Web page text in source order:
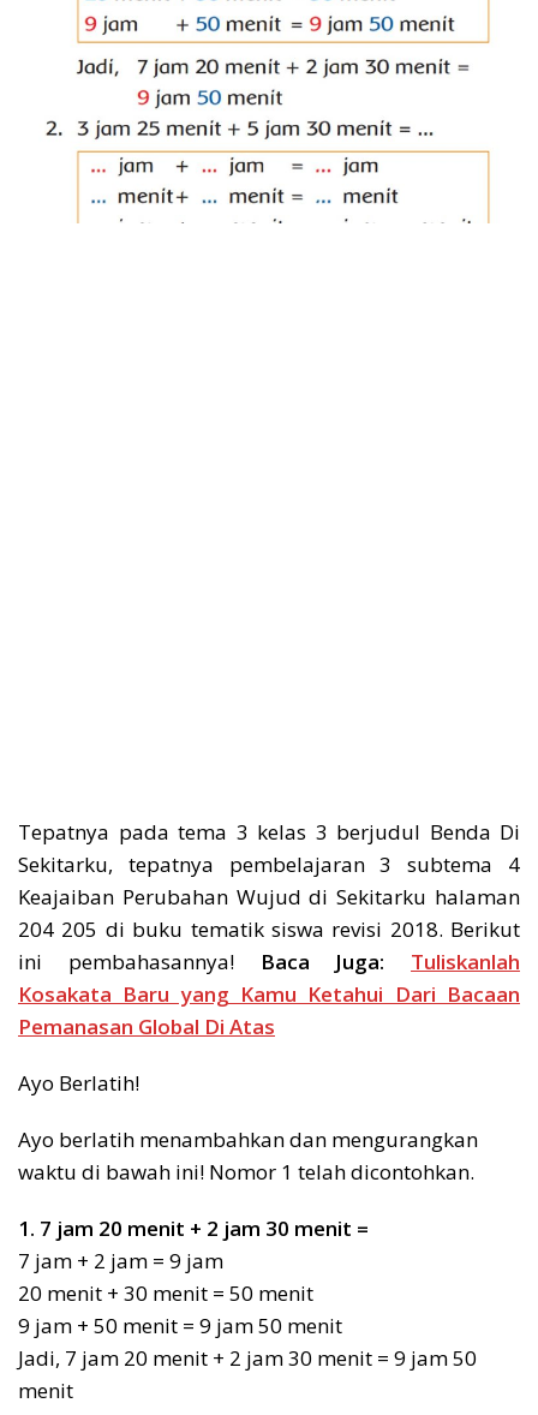
Tepatnya pada tema 3 kelas 3 berjudul Benda Di
Sekitarku, tepatnya pembelajaran 3 subtema 4
Keajaiban Perubahan Wujud di Sekitarku halaman
204 205 di buku tematik siswa revisi 2018. Berikut
ini pembahasannya!
Baca Juga: Tuliskanlah
Kosakata Baru yang Kamu Ketahui Dari Bacaan
Pemanasan Global Di Atas
Ayo Berlatih!
Ayo berlatih menambahkan dan mengurangkan
waktu di bawah ini! Nomor 1 telah dicontohkan.
1. 7 jam 20 menit + 2 jam 30 menit =
7 jam + 2 jam = 9 jam
20 menit + 30 menit = 50 menit
9 jam + 50 menit = 9 jam 50 menit
Jadi, 7 jam 20 menit + 2 jam 30 menit = 9 jam 50
menit